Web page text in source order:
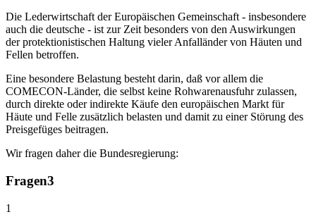
Die Lederwirtschaft der Europäischen Gemeinschaft - insbesondere
auch die deutsche - ist zur Zeit besonders von den Auswirkungen
der protektionistischen Haltung vieler Anfalländer von Häuten und
Fellen betroffen.
Eine besondere Belastung besteht darin, daß vor allem die
COMECON-Länder, die selbst keine Rohwarenausfuhr zulassen,
durch direkte oder indirekte Käufe den europäischen Markt für
Häute und Felle zusätzlich belasten und damit zu einer Störung des
Preisgefüges beitragen.
Wir fragen daher die Bundesregierung:
Fragen3
1